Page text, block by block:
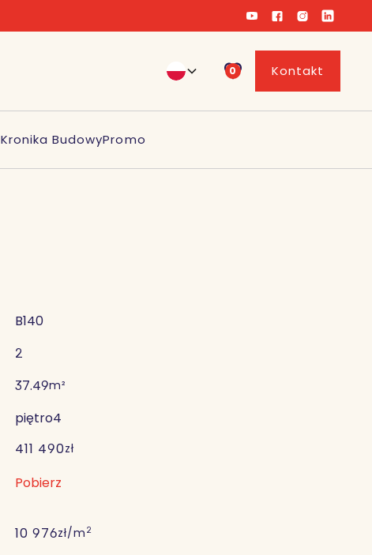
0 Kontakt
Kronika BudowyPromo
B140
2
37.49m²
piętro4
411 490zł
Pobierz
10 976zł/m 2